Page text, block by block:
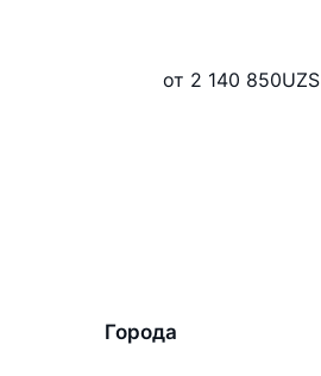
от 2 140 850UZS
Города